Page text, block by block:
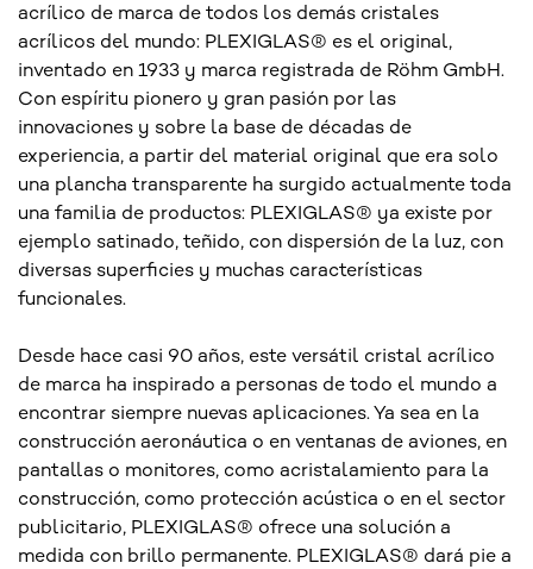
acrílico de marca de todos los demás cristales
acrílicos del mundo: PLEXIGLAS® es el original,
inventado en 1933 y marca registrada de Röhm GmbH.
Con espíritu pionero y gran pasión por las
innovaciones y sobre la base de décadas de
experiencia, a partir del material original que era solo
una plancha transparente ha surgido actualmente toda
una familia de productos: PLEXIGLAS® ya existe por
ejemplo satinado, teñido, con dispersión de la luz, con
diversas superficies y muchas características
funcionales.
Desde hace casi 90 años, este versátil cristal acrílico
de marca ha inspirado a personas de todo el mundo a
encontrar siempre nuevas aplicaciones. Ya sea en la
construcción aeronáutica o en ventanas de aviones, en
pantallas o monitores, como acristalamiento para la
construcción, como protección acústica o en el sector
publicitario, PLEXIGLAS® ofrece una solución a
medida con brillo permanente. PLEXIGLAS® dará pie a